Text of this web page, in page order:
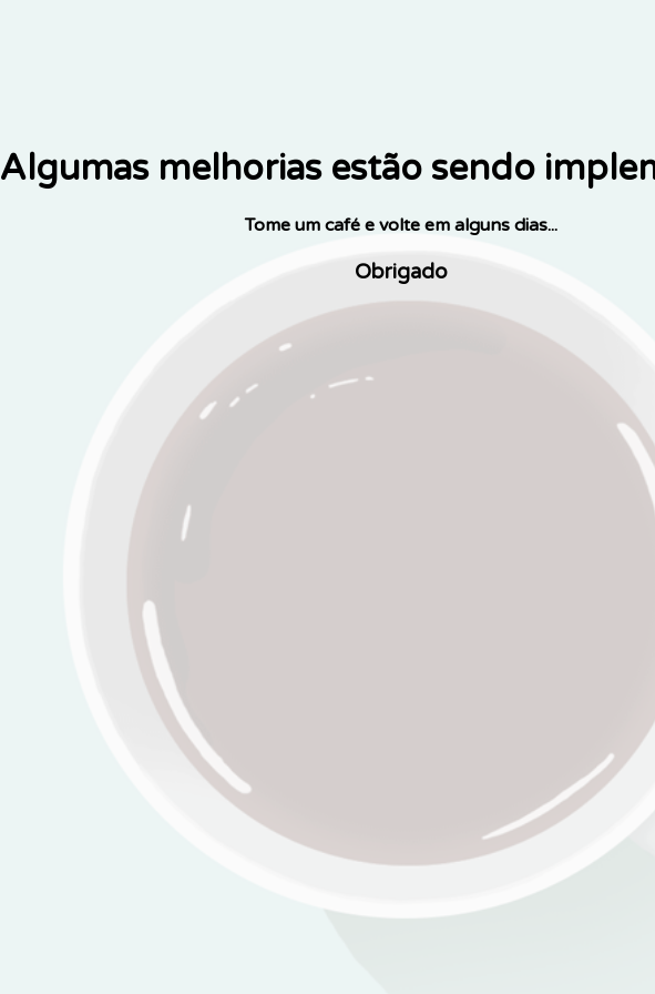
Algumas melhorias estão sendo
Tome um café e volte em alguns dias...
Obrigado